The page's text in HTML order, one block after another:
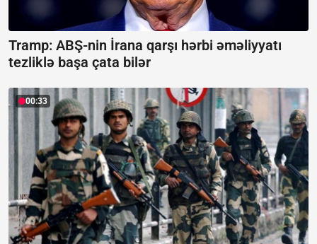
Tramp: ABŞ-nin İrana qarşı hərbi əməliyyatı
tezliklə başa çata bilər
00:33